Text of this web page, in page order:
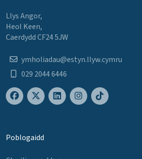
Llys Angor,
Heol Keen,
Caerdydd CF24 5JW
ymholiadau@estyn.llyw.cymru
029 2044 6446
Poblogaidd